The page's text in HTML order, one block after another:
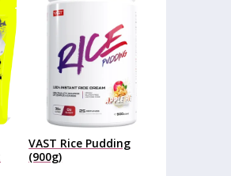
VAST Rice Pudding
(900g)